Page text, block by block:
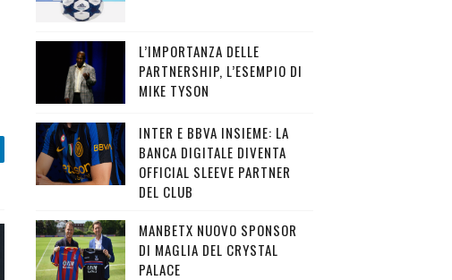
L’IMPORTANZA DELLE
PARTNERSHIP, L’ESEMPIO DI
MIKE TYSON
INTER E BBVA INSIEME: LA
BANCA DIGITALE DIVENTA
OFFICIAL SLEEVE PARTNER
DEL CLUB
MANBETX NUOVO SPONSOR
DI MAGLIA DEL CRYSTAL
PALACE